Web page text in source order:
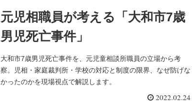
元児相職員が考える「大和市7歳
男児死亡事件」
大和市7歳男児死亡事件を、元児童相談所職員の立場から考
察。児相・家庭裁判所・学校の対応と制度の限界、なぜ防げな
かったのかを現場視点で解説します。
2022.02.24